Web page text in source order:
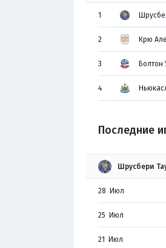
1
2 Крю
3 Болтон
4
Последние
Шрусбери
28 Июл
25 Июл
21 Июл